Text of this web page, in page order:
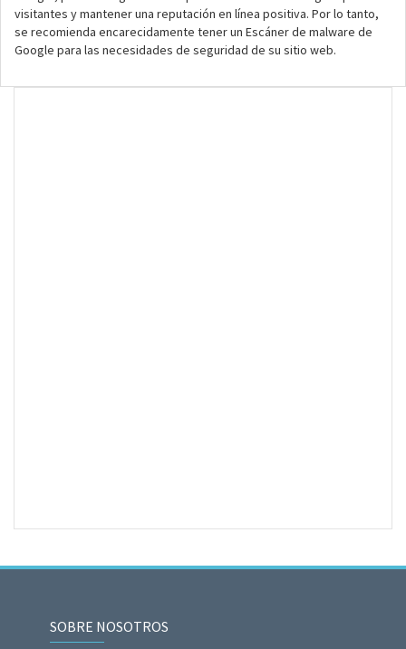
visitantes y mantener una reputación en línea positiva. Por lo tanto,
se recomienda encarecidamente tener un Escáner de malware de
Google para las necesidades de seguridad de su sitio web.
SOBRE NOSOTROS